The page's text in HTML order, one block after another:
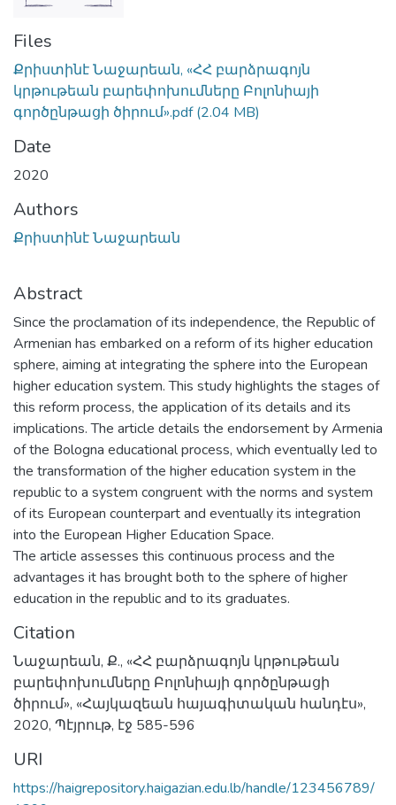
Files
Քրիստինէ Նաջարեան, «ՀՀ բարձրագոյն
կրթութեան բարեփոխումները Բոլոնիայի
գործընթացի ծիրում».pdf(2.04 MB)
Date
2020
Authors
Քրիստինէ Նաջարեան
Abstract
Since the proclamation of its independence, the Republic of
Armenian has embarked on a reform of its higher education
sphere, aiming at integrating the sphere into the European
higher education system. This study highlights the stages of
this reform process, the application of its details and its
implications. The article details the endorsement by Armenia
of the Bologna educational process, which eventually led to
the transformation of the higher education system in the
republic to a system congruent with the norms and system
of its European counterpart and eventually its integration
into the European Higher Education Space.
The article assesses this continuous process and the
advantages it has brought both to the sphere of higher
education in the republic and to its graduates.
Citation
Նաջարեան, Ք., «ՀՀ բարձրագոյն կրթութեան
բարեփոխումները Բոլոնիայի գործընթացի
ծիրում», «Հայկազեան հայագիտական հանդէս»,
2020, Պէյրութ, էջ 585-596
URI
https://haigrepository.haigazian.edu.lb/handle/123456789/